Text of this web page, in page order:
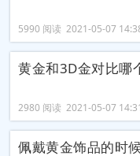
5990 阅读 2021-05-07
黄金和3D金对比哪
2980 阅读 2021-05-07
佩戴黄金饰品的时